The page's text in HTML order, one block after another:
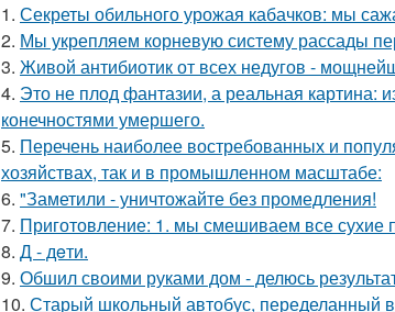
1. Секреты обильного урожая кабачков: мы
2. Мы укрепляем корневую систему рассады
3. Живой антибиотик от всех недугов -
4. Это не плод фантазии, а реальная картина:
конечностями умершего.
5. Перечень наиболее востребованных и
хозяйствах, так и в промышленном масштабе:
6. "Заметили - уничтожайте без промедления!
7. Приготовление: 1. мы смешиваем все сухие
8. Д - дeти.
9. Обшил своими руками дом - делюсь
10. Старый школьный автобус, переделанный